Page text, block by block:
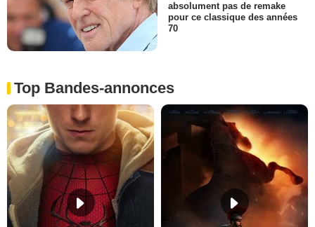
absolument pas de remake
pour ce classique des années
70
Top Bandes-annonces